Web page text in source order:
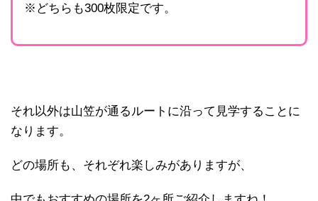
※どちらも300枚限定です。
それ以外は山笠が通るルートに沿って見学することに
なります。
どの場所も、それぞれ楽しみがありますが、